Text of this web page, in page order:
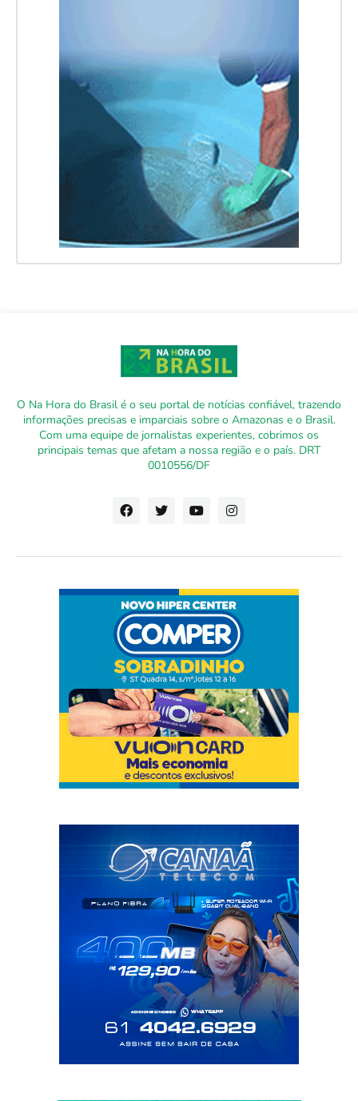
O Na Hora do Brasil é o seu portal de notícias confiável, trazendo
informações precisas e imparciais sobre o Amazonas e o Brasil.
Com uma equipe de jornalistas experientes, cobrimos os
principais temas que afetam a nossa região e o país. DRT
0010556/DF